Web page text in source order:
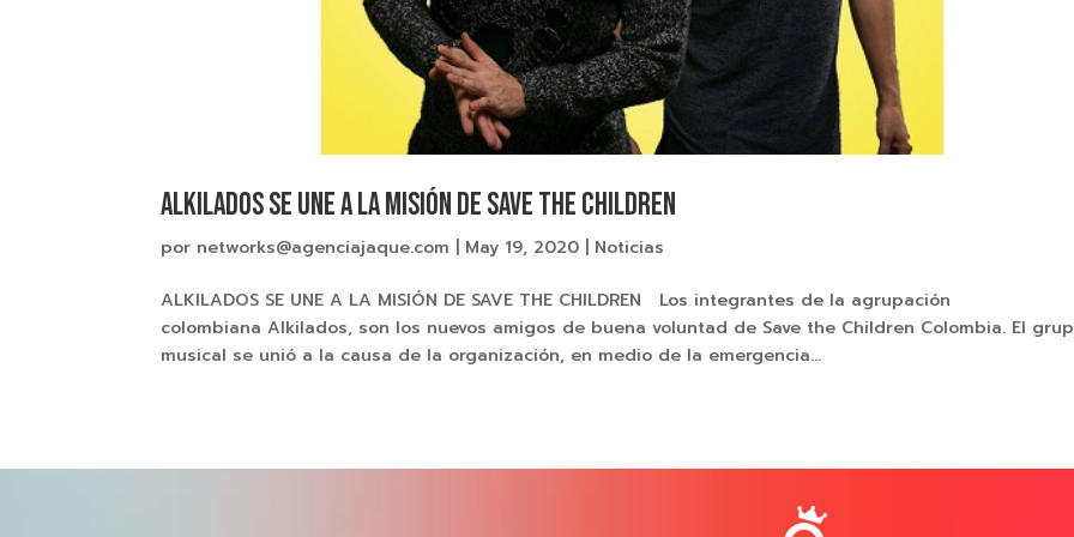
ALKILADOS SE UNE A LA MISIÓN DE SAVE THE CHILDREN
por networks@agenciajaque.com May 19, 2020 Noticias
ALKILADOS SE UNE A LA MISIÓN DE SAVE THE CHILDREN Los integrantes de la agrupación
colombiana Alkilados, son los nuevos amigos de buena voluntad de Save the Children Colombia. El
musical se unió a la causa de la organización, en medio de la emergencia...